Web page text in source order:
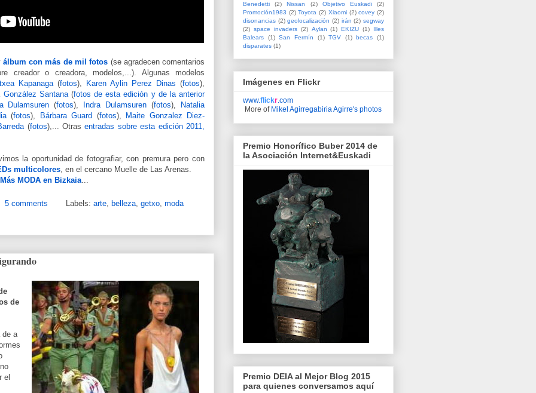
álbum con más de mil fotos (se agradecen comentarios
creador o creadora, modelos,...). Algunas modelos
Kapanaga(fotos), Karen Aylin Perez Dinas (fotos),
González Santana(fotos de esta edición y de la anterior
Dulamsuren (fotos), Indra Dulamsuren (fotos),
Natalia
(fotos), Bárbara Guard (fotos),
Maite Gonzalez Diez-
(fotos),... Otrasentradas sobre esta edición 2011,
la oportunidad de fotografiar, con premura pero con
multicolores, en el cercano Muelle de Las Arenas.
Más MODA en Bizkaia...
5 comments Labels: arte belleza getxo moda
de
de a
el
Benedetti
(2) Nissan (2) Objetivo Euskadi
(2)
Promoción1983 (2) Toyota (2) Xiaomi (2) covey (2)
disonancias (2) geolocalización (2) irán (2) segway
(2) space invaders (2) Aylan (1) EKIZU (1)
Illes
Balears
(1) San Fermín (1) TGV (1) becas
(1)
disparates (1)
Imágenes en Flickr
www.flickr .com
More of Mikel Agirregabiria Agirre's photos
Premio Honorífico Buber 2014 de
la Asociación Internet&Euskadi
Premio DEIA al Mejor Blog 2015
para quienes conversamos aquí